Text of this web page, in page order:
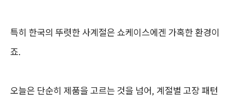
특히 한국의 뚜렷한 사계절은 쇼케이스에겐 가혹한 환경이
죠.
오늘은 단순히 제품을 고르는 것을 넘어, 계절별 고장 패턴